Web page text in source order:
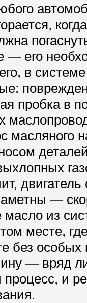
— его
в
пробка в
—
масло из
месте,
без особых
— вряд
и